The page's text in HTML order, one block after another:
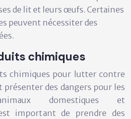
de lit et leurs œufs. Certaines
peuvent nécessiter des
chimiques
chimiques pour lutter contre
présenter des dangers pour les
domestiques et
important de prendre des